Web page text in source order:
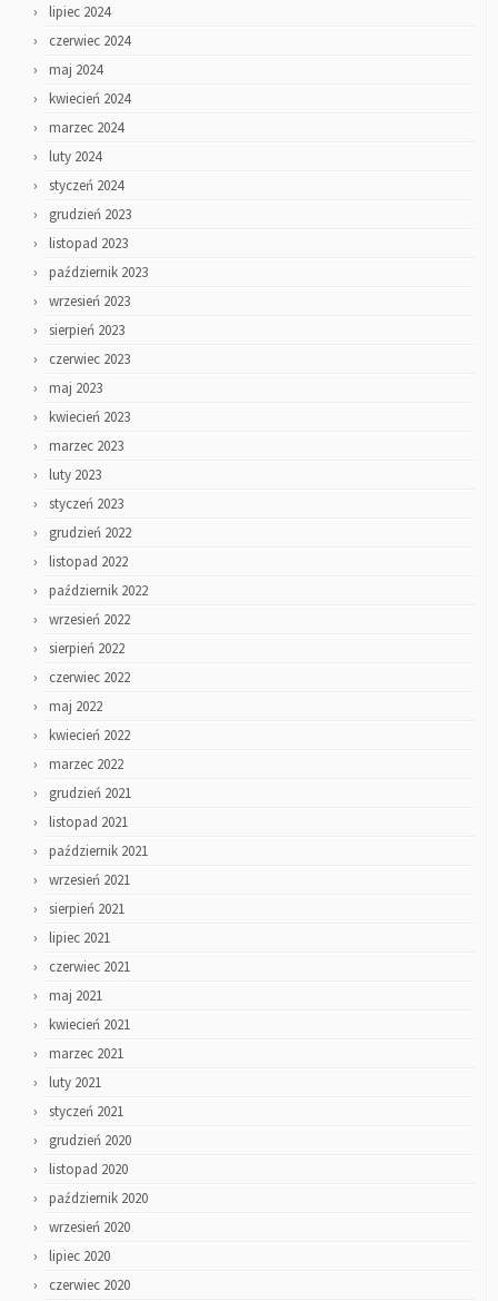
lipiec 2024
czerwiec 2024
maj 2024
kwiecień 2024
marzec 2024
luty 2024
styczeń 2024
grudzień 2023
listopad 2023
październik 2023
wrzesień 2023
sierpień 2023
czerwiec 2023
maj 2023
kwiecień 2023
marzec 2023
luty 2023
styczeń 2023
grudzień 2022
listopad 2022
październik 2022
wrzesień 2022
sierpień 2022
czerwiec 2022
maj 2022
kwiecień 2022
marzec 2022
grudzień 2021
listopad 2021
październik 2021
wrzesień 2021
sierpień 2021
lipiec 2021
czerwiec 2021
maj 2021
kwiecień 2021
marzec 2021
luty 2021
styczeń 2021
grudzień 2020
listopad 2020
październik 2020
wrzesień 2020
lipiec 2020
czerwiec 2020